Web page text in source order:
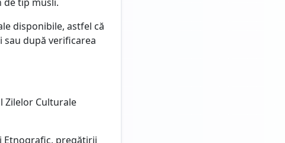
disponibile, astfel că
după verificarea
Zilelor Culturale
Etnografic, pregătirii